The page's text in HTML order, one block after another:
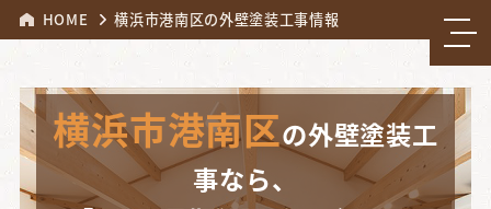
HOME 横浜市港南区の外壁塗装工事情報
横浜市港南区の外壁塗装工
事なら、